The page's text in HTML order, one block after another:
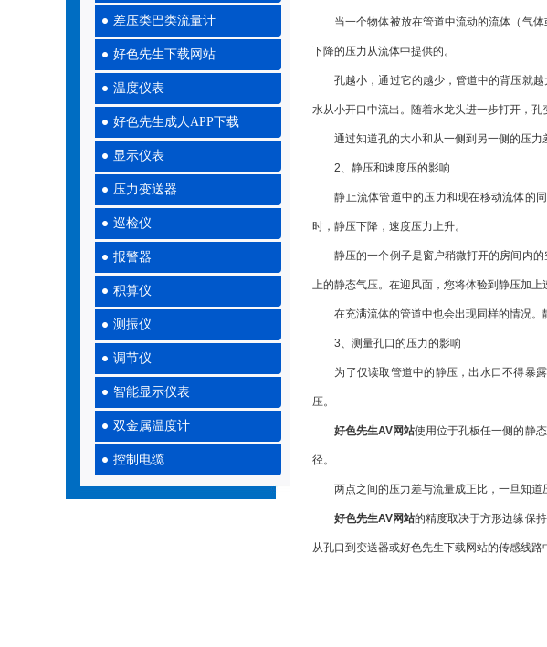
差压类巴类流量计
好色先生下载网站
温度仪表
好色先生成人APP下载
显示仪表
压力变送器
巡检仪
报警器
积算仪
测振仪
调节仪
智能显示仪表
双金属温度计
控制电缆
当一个物体被放在管道中流动的流体（气体
下降的压力从流体中提供的。
孔越小，通过它的越少，管道中的背压就越
水从小开口中流出。随着水龙头进一步打开，孔
通过知道孔的大小和从一侧到另一侧的压力
2、静压和速度压的影响
静止流体管道中的压力和现在移动流体的同
时，静压下降，速度压力上升。
静压的一个例子是窗户稍微打开的房间内的
上的静态气压。在迎风面，您将体验到静压加
在充满流体的管道中也会出现同样的情况。
3、测量孔口的压力的影响
为了仅读取管道中的静压，出水口不得暴露
压。
好色先生AV网站使用位于孔板任一侧的静
径。
两点之间的压力差与流量成正比，一旦知道
好色先生AV网站的精度取决于方形边缘保
从孔口到变送器或好色先生下载网站的传感线